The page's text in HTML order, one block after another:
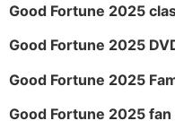
Good Fortune 2025
Good Fortune 2025
Good Fortune 2025
Good Fortune 2025